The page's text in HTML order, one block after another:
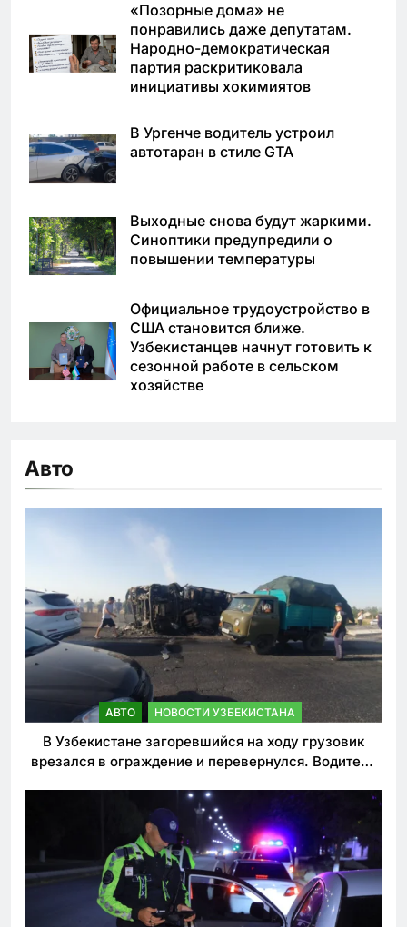
«Позорные дома» не
понравились даже депутатам.
Народно-демократическая
партия раскритиковала
инициативы хокимиятов
В Ургенче водитель устроил
автотаран в стиле GTA
Выходные снова будут жаркими.
Синоптики предупредили о
повышении температуры
Официальное трудоустройство в
США становится ближе.
Узбекистанцев начнут готовить к
сезонной работе в сельском
хозяйстве
Авто
АВТО НОВОСТИ УЗБЕКИСТАНА
В Узбекистане загоревшийся на ходу грузовик
врезался в ограждение и перевернулся. Водитель